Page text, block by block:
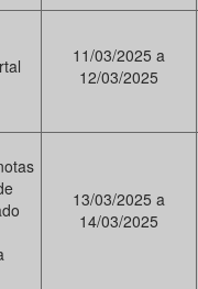
11/03/2025 a
12/03/2025
13/03/2025 a
14/03/2025